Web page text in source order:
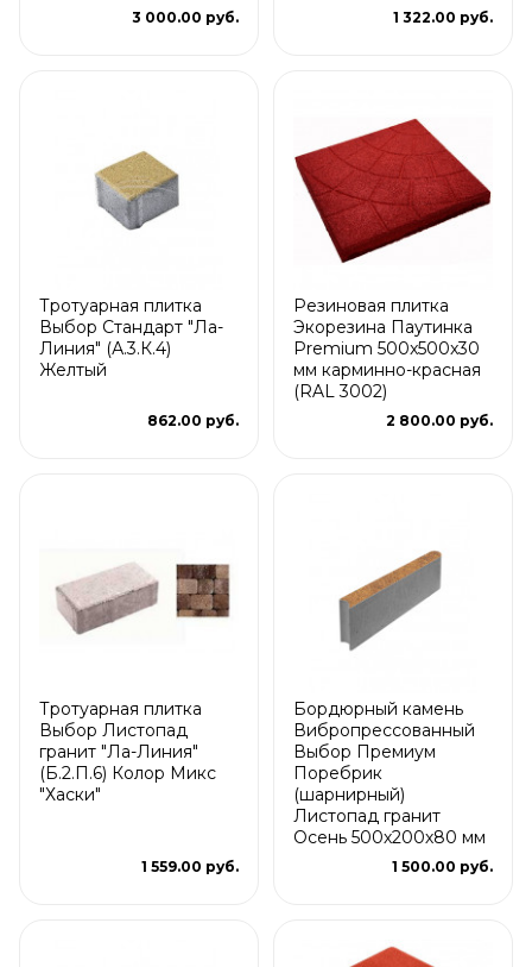
3 000.00 руб. 1 322.00 руб.
Тротуарная плитка
Выбор Стандарт "Ла-
Линия" (А.3.К.4)
Желтый
862.00 руб.
Резиновая плитка
Экорезина Паутинка
Premium 500x500x30
мм карминно-красная
(RAL 3002)
2 800.00 руб.
Тротуарная плитка
Выбор Листопад
гранит "Ла-Линия"
(Б.2.П.6) Колор Микс
"Хаски"
1 559.00 руб.
Бордюрный камень
Вибропрессованный
Выбор Премиум
Поребрик
(шарнирный)
Листопад гранит
Осень 500х200х80 мм
1 500.00 руб.